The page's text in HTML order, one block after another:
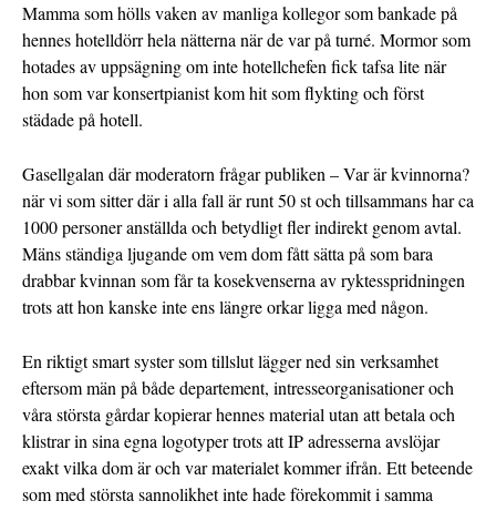
Mamma som hölls vaken av manliga kollegor som bankade på
hennes hotelldörr hela nätterna när de var på turné. Mormor som
hotades av uppsägning om inte hotellchefen fick tafsa lite när
hon som var konsertpianist kom hit som flykting och först
städade på hotell.
Gasellgalan där moderatorn frågar publiken – Var är kvinnorna?
när vi som sitter där i alla fall är runt 50 st och tillsammans har ca
1000 personer anställda och betydligt fler indirekt genom avtal.
Mäns ständiga ljugande om vem dom fått sätta på som bara
drabbar kvinnan som får ta kosekvenserna av ryktesspridningen
trots att hon kanske inte ens längre orkar ligga med någon.
En riktigt smart syster som tillslut lägger ned sin verksamhet
eftersom män på både departement, intresseorganisationer och
våra största gårdar kopierar hennes material utan att betala och
klistrar in sina egna logotyper trots att IP adresserna avslöjar
exakt vilka dom är och var materialet kommer ifrån. Ett beteende
som med största sannolikhet inte hade förekommit i samma